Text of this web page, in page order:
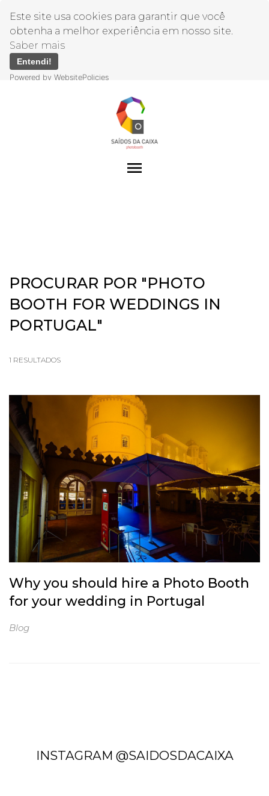
Este site usa cookies para garantir que você
obtenha a melhor experiência em nosso site.
Saber mais
Entendi!
Powered by WebsitePolicies
menu
PROCURAR POR "PHOTO
BOOTH FOR WEDDINGS IN
PORTUGAL"
1 RESULTADOS
Why you should hire a Photo Booth
for your wedding in Portugal
Blog
INSTAGRAM @SAIDOSDACAIXA